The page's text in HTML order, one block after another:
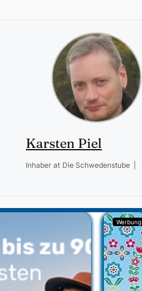
Karsten Piel
Inhaber at Die Schwedenstube
Werbung